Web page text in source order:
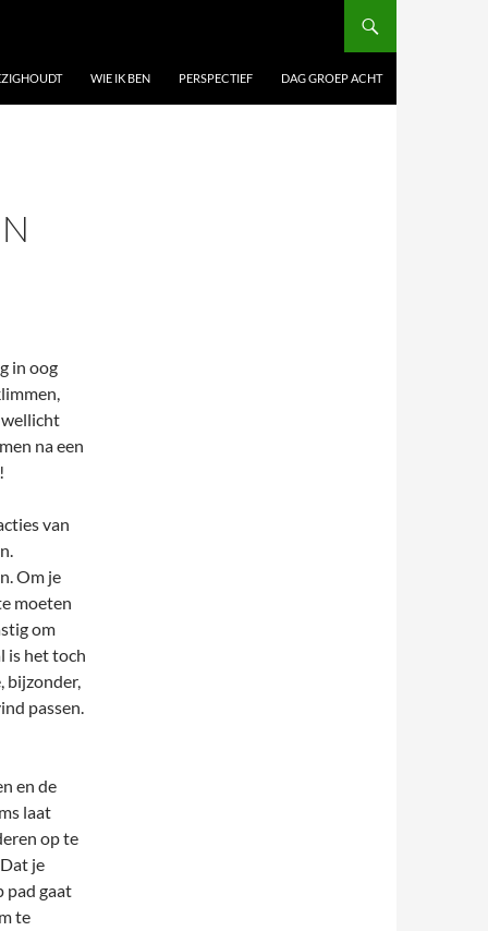
WIE IK BEN PERSPECTIEF DAG GROEP ACHT
in oog
wellicht
na een
van
Om je
moeten
om
is het toch
bijzonder,
passen.
en de
laat
op te
je
pad gaat
te